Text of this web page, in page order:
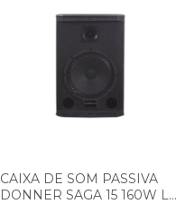
CAIXA DE SOM PASSIVA
DONNER SAGA 15 160W LL